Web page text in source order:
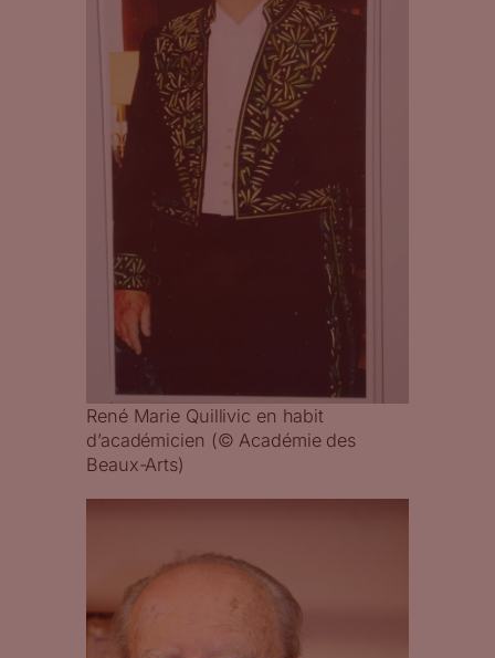
René Marie Quillivic en habit
d’académicien (© Académie des
Beaux-Arts)